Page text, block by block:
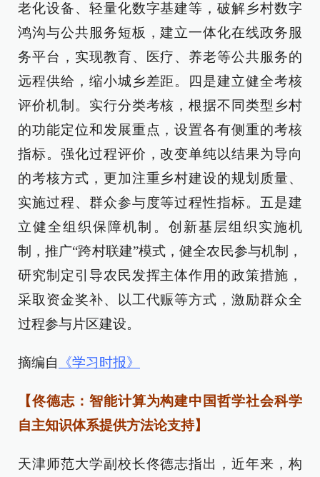
老化设备、轻量化数字基建等，破解乡村数字
鸿沟与公共服务短板，建立一体化在线政务服
务平台，实现教育、医疗、养老等公共服务的
远程供给，缩小城乡差距。四是建立健全考核
评价机制。实行分类考核，根据不同类型乡村
的功能定位和发展重点，设置各有侧重的考核
指标。强化过程评价，改变单纯以结果为导向
的考核方式，更加注重乡村建设的规划质量、
实施过程、群众参与度等过程性指标。五是建
立健全组织保障机制。创新基层组织实施机
制，推广“跨村联建”模式，健全农民参与机制，
研究制定引导农民发挥主体作用的政策措施，
采取资金奖补、以工代赈等方式，激励群众全
过程参与片区建设。
摘编自 《学习时报》
【佟德志：智能计算为构建中国哲学社会科学
自主知识体系提供方法论支持】
天津师范大学副校长佟德志指出，近年来，构